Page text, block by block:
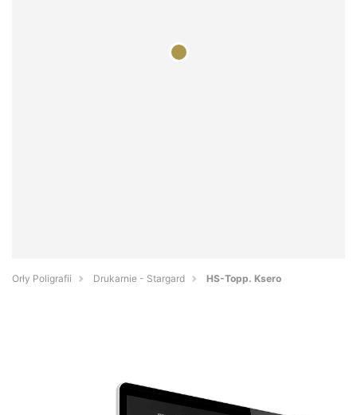
Orły Poligrafii Drukarnie - Stargard HS-Topp. Ksero